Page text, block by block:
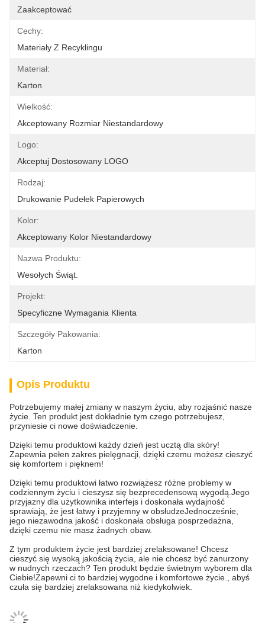
Zaakceptować
Cechy:
Materiały Z Recyklingu
Materiał:
Karton
Wielkość:
Akceptowany Rozmiar Niestandardowy
Logo:
Akceptuj Dostosowany LOGO
Rodzaj:
Drukowanie Pudełek Papierowych
Kolor:
Akceptowany Kolor Niestandardowy
Nazwa Produktu:
Wesołych Świąt.
Projekt:
Specyficzne Wymagania Klienta
Szczegóły Pakowania:
Karton
Opis Produktu
Potrzebujemy małej zmiany w naszym życiu, aby rozjaśnić nasze
życie. Ten produkt jest dokładnie tym czego potrzebujesz,
przyniesie ci nowe doświadczenie.
Dzięki temu produktowi każdy dzień jest ucztą dla skóry!
Zapewnia pełen zakres pielęgnacji, dzięki czemu możesz cieszyć
się komfortem i pięknem!
Dzięki temu produktowi łatwo rozwiążesz różne problemy w
codziennym życiu i cieszysz się bezprecedensową wygodą.Jego
przyjazny dla użytkownika interfejs i doskonała wydajność
sprawiają, że jest łatwy i przyjemny w obsłudzeJednocześnie,
jego niezawodna jakość i doskonała obsługa posprzedażna,
dzięki czemu nie masz żadnych obaw.
Z tym produktem życie jest bardziej zrelaksowane! Chcesz
cieszyć się wysoką jakością życia, ale nie chcesz być zanurzony
w nudnych rzeczach? Ten produkt będzie świetnym wyborem dla
Ciebie!Zapewni ci to bardziej wygodne i komfortowe życie., abyś
czuła się bardziej zrelaksowana niż kiedykolwiek.